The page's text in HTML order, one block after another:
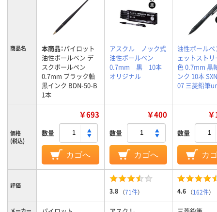
商品名 本商品：パイロット
油性ボールペン デ
スクボールペン
0.7mm ブラック軸
黒インク BDN-50-B
1本
アスクル ノック式
油性ボールペン
0.7mm 黒 10本
オリジナル
油性ボールペ
ェットスト
色 0.7mm 黒
ンク 10本
07 三菱鉛筆
価格
(税込)
￥693
数量
カゴへ
￥400
数量
カゴへ
数量
カ
評価
3.8 （71件） 4.6 （162件）